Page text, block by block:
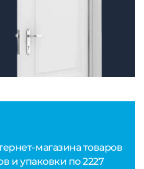
магазина товаров
и упаковки по 2227